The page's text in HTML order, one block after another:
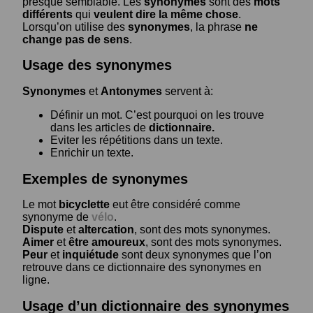
différents qui veulent dire la même chose.
Lorsqu’on utilise des synonymes, la phrase ne
change pas de sens.
Usage des synonymes
Synonymes et Antonymes servent à:
Définir un mot. C’est pourquoi on les trouve
dans les articles de dictionnaire.
Eviter les répétitions dans un texte.
Enrichir un texte.
Exemples de synonymes
Le mot bicyclette eut être considéré comme
synonyme de vélo.
Dispute etaltercation, sont des mots synonymes.
Aimer etêtre amoureux, sont des mots synonymes.
Peur et inquiétude sont deux synonymes que l’on
retrouve dans ce dictionnaire des synonymes en
ligne.
Usage d’un dictionnaire des synonymes